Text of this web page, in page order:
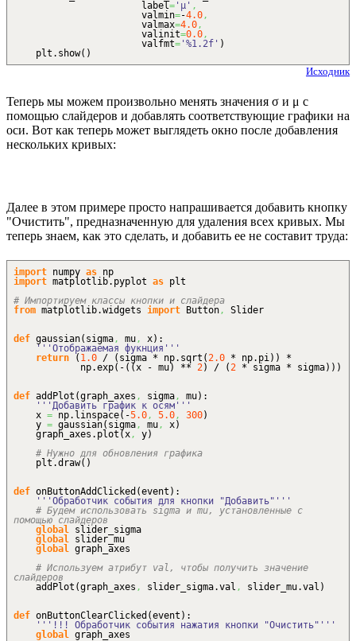
label= 'μ' ,
valmin=-4.0 ,
valmax=4.0 ,
valinit=0.0 ,
valfmt= '%1.2f' )
plt. show( )
Исходник
Теперь мы можем произвольно менять значения σ и μ с
помощью слайдеров и добавлять соответствующие графики на
оси. Вот как теперь может выглядеть окно после добавления
нескольких кривых:
Далее в этом примере просто напрашивается добавить кнопку
"Очистить", предназначенную для удаления всех кривых. Мы
теперь знаем, как это сделать, и добавить ее не составит труда:
import numpy as np
import matplotlib. pyplot as plt
# Импортируем классы кнопки и слайдера
from matplotlib.widgets import Button, Slider
def gaussian( sigma, mu, x) :
'''Отображаемая фукнция'''
return ( 1.0 / ( sigma * np. sqrt (2.0 * np. pi) )
*
np.exp( - ( (x - mu) ** 2) / (2 * sigma * sigma) ) )
def addPlot (graph_axes , sigma, mu) :
'''Добавить график к осям'''
x = np. linspace( -5.0, 5.0, 300)
y = gaussian( sigma, mu, x)
graph_axes. plot(x, y)
# Нужно для обновления графика
plt.draw( )
def onButtonAddClicked (event ) :
'''Обработчик события для кнопки "Добавить"'''
# Будем использовать sigma и mu, установленные с
помощью слайдеров
global slider_sigma
global slider_mu
global graph_axes
# Используем атрибут val, чтобы получить значение
слайдеров
addPlot (graph_axes , slider_sigma.val , slider_mu.val )
def onButtonClearClicked (event ) :
'''!!! Обработчик события нажатия кнопки "Очистить"'''
global graph_axes